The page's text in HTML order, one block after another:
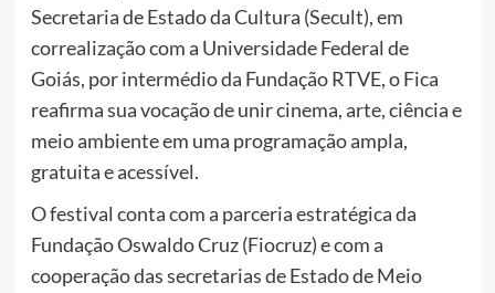
Secretaria de Estado da Cultura (Secult), em
correalização com a Universidade Federal de
Goiás, por intermédio da Fundação RTVE, o Fica
reafirma sua vocação de unir cinema, arte, ciência e
meio ambiente em uma programação ampla,
gratuita e acessível.
O festival conta com a parceria estratégica da
Fundação Oswaldo Cruz (Fiocruz) e com a
cooperação das secretarias de Estado de Meio